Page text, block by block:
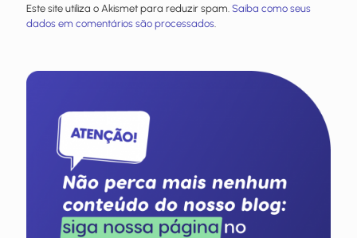
Este site utiliza o Akismet para reduzir spam. Saiba como seus
dados em comentários são processados.